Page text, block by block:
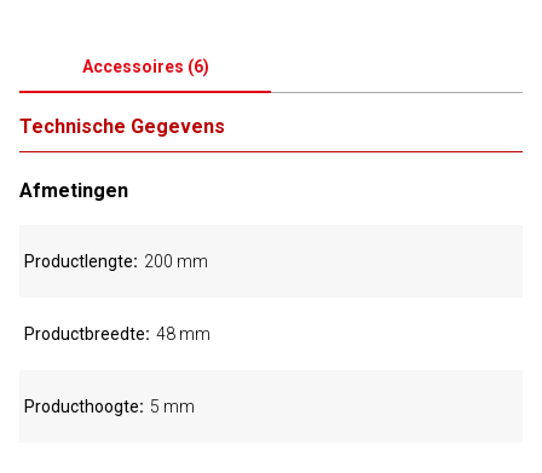
Accessoires (6)
Technische Gegevens
Afmetingen
Productlengte 200 mm
Productbreedte 48 mm
Producthoogte 5 mm